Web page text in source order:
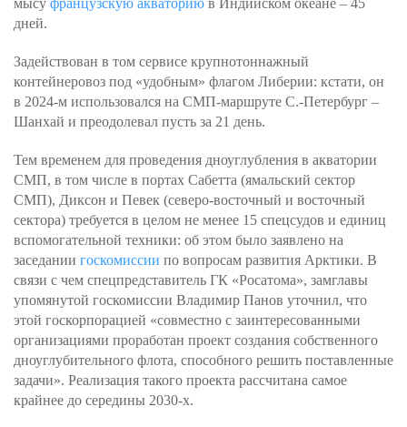
дней.
Задействован в том сервисе крупнотоннажный
контейнеровоз под «удобным» флагом Либерии: кстати, он
в 2024-м использовался на СМП-маршруте С.-Петербург –
Шанхай и преодолевал пусть за 21 день.
Тем временем для проведения дноуглубления в акватории
СМП, в том числе в портах Сабетта (ямальский сектор
СМП), Диксон и Певек (северо-восточный и восточный
сектора) требуется в целом не менее 15 спецсудов и единиц
вспомогательной техники: об этом было заявлено на
заседании госкомиссии по вопросам развития Арктики. В
связи с чем спецпредставитель ГК «Росатома», замглавы
упомянутой госкомиссии Владимир Панов уточнил, что
этой госкорпорацией «совместно с заинтересованными
организациями проработан проект создания собственного
дноуглубительного флота, способного решить поставленные
задачи». Реализация такого проекта рассчитана самое
крайнее до середины 2030-х.